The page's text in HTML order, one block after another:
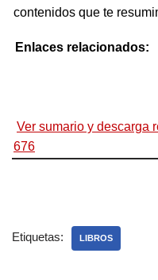
contenidos que te
Enlaces relacionados:
Ver sumario y descarga
676
Etiquetas: LIBROS